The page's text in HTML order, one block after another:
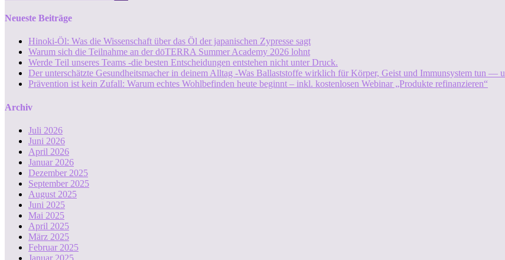
Neueste Beiträge
Hinoki-Öl: Was die Wissenschaft über das Öl der japanischen Zypresse sagt
Warum sich die Teilnahme an der dōTERRA Summer Academy 2026 lohnt
Werde Teil unseres Teams -die besten Entscheidungen entstehen nicht unter Druck.
Der unterschätzte Gesundheitsmacher in deinem Alltag -Was Ballaststoffe wirklich für Körper, Geist und Immunsystem tun —
Prävention ist kein Zufall: Warum echtes Wohlbefinden heute beginnt – inkl. kostenlosen Webinar „Produkte refinanzieren“
Archiv
Juli 2026
Juni 2026
April 2026
Januar 2026
Dezember 2025
September 2025
August 2025
Juni 2025
Mai 2025
April 2025
März 2025
Februar 2025
Januar 2025